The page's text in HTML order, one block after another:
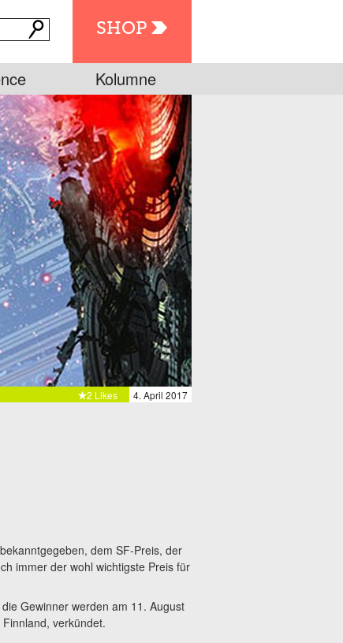
SHOP
Kolumne
4. April 2017
2 Likes
dem SF-Preis, der
immer der wohl wichtigste Preis für
Gewinner werden am 11. August
verkündet.